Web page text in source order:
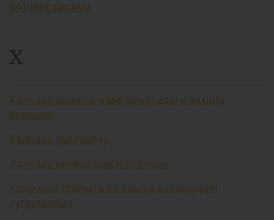
Фючерс битими
Х
Халқаро валюта жамғармасидаги захира
позиция
Халқаро захиралар
Халқаро инвестицион позиция
Хеджлаш (валюта ва бошқа хатарларни
суғурталаш)